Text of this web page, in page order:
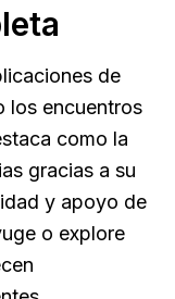
de
los encuentros
como la
gracias a su
y apoyo de
o explore